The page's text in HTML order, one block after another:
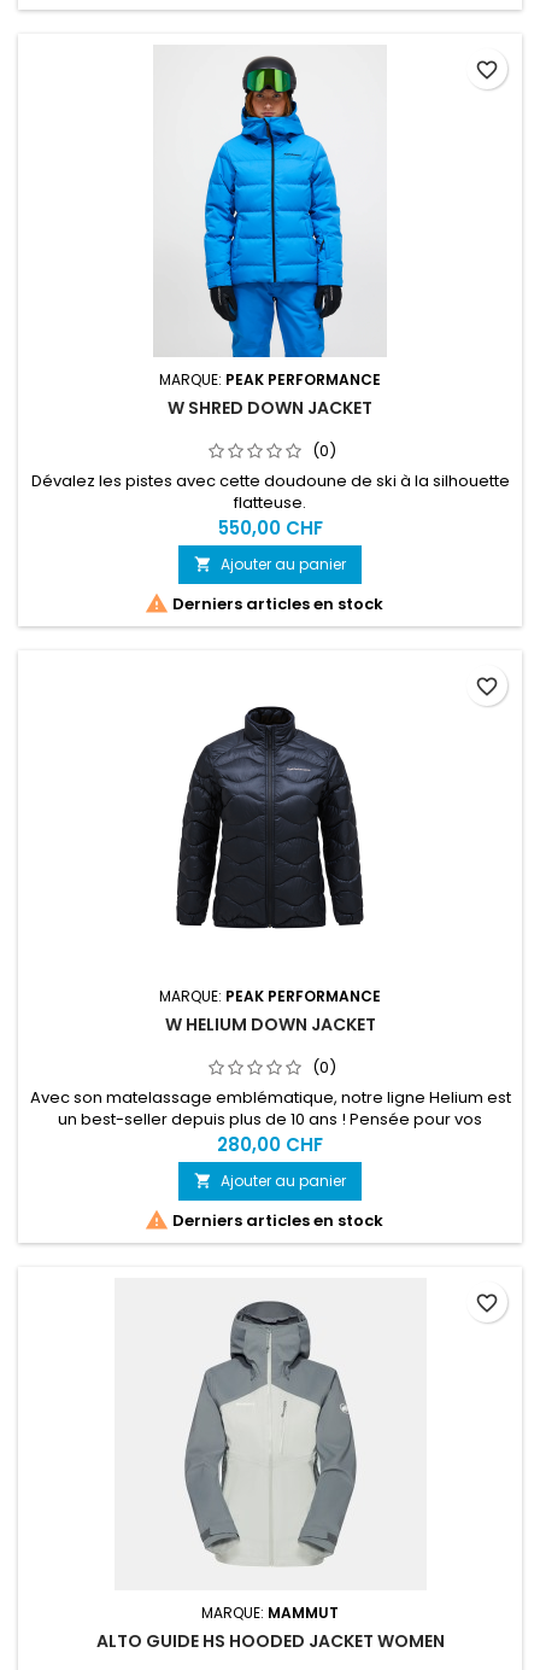
MARQUE: PEAK PERFORMANCE
W SHRED DOWN JACKET
(0)
Dévalez les pistes avec cette doudoune de ski à la silhouette
flatteuse.
550,00 CHF
 Ajouter au panier
 Derniers articles en stock
favorite_border
MARQUE: PEAK PERFORMANCE
W HELIUM DOWN JACKET
(0)
Avec son matelassage emblématique, notre ligne Helium est
un best-seller depuis plus de 10 ans ! Pensée pour vos
aventures au grand air, cette veste est ultralégère et
compacte une fois pliée.
280,00 CHF
 Ajouter au panier
 Derniers articles en stock
favorite_border
MARQUE: MAMMUT
ALTO GUIDE HS HOODED JACKET WOMEN
favorite_border